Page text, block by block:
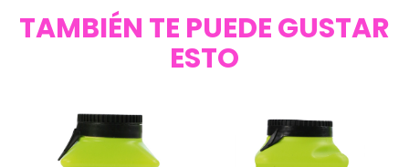
TAMBIÉN TE PUEDE GUSTAR
ESTO